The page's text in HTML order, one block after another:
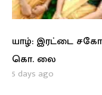
யாழ்: இரட்டை
கொ. லை
5 days ago